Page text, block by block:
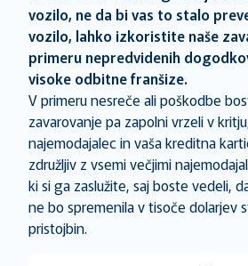
vozilo, ne da bi vas to stalo
vozilo, lahko izkoristite naše
primeru nepredvidenih
visoke odbitne franšize.
V primeru nesreče ali poškodbe
zavarovanje pa zapolni vrzeli v
najemodajalec in vaša kreditna
združljiv z vsemi večjimi
ki si ga zaslužite, saj boste vedeli,
ne bo spremenila v tisoče dolarjev
pristojbin.